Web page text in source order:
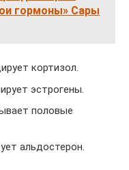
гормоны» Сары
кортизол.
эстрогены.
половые
альдостерон.